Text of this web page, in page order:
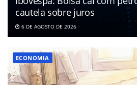
cautela sobre juros
6 DE AGOSTO DE 2026
ECONOMIA